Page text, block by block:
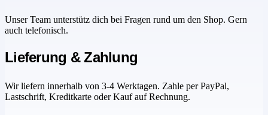
Unser Team unterstütz dich bei Fragen rund um den Shop. Gern
auch telefonisch.
Lieferung & Zahlung
Wir liefern innerhalb von 3-4 Werktagen. Zahle per PayPal,
Lastschrift, Kreditkarte oder Kauf auf Rechnung.